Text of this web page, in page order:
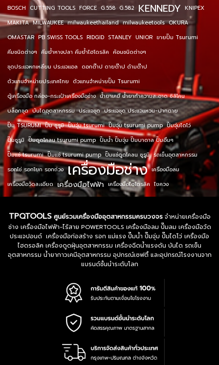
BOSCH CUTTING TOOLS FORCE G.558 G.582 KENNEDY KNIPEX
MAKITA MILWAUKEE milwaukeethailand milwaukeetools OKURA
OMASTAR PB SWISS TOOLS RIDGID STANLEY UNIOR ขายปั๊ม Tsurumi
คีมชนิดต่างๆ คีมย้ำหางปลา คีมย้ำไฮโดรลิค ค้อนชนิดต่างๆ
ชุดประแจหกเหลี่ยม ประแจแอล ดอกต๊าป ดายต๊าป ด้ามต๊าป
ตัวแทนจำหน่ายประเทศไทย ตัวแทนจำหน่ายปั๊ม Tsurumi
ตู้เครื่องมือ กล่อง-กระเป๋าเครื่องมือช่าง น้ำยาเคมี น้ำยาทำความสะอาด ซิลิโคน
บล็อกชุด บันไดอุตสาหกรรม ประแจชุด ประแจชุด ประแจแหวน-ปากตาย
ปั๊ม TSURUMI ปั๊ม ซูรูมิ ปั๊มจุ่ม tsurumi ปั๊มจุ่ม tsurumi pump ปั๊มจุ่มไดโว่
ปั๊มซูรูมิ ปั๊มดูดโคลน tsurumi pump ปั๊มน้ำ ปั๊มจุ่ม ปั๊มบาดาล ปั๊มอื่นๆ
ปั๊มแช่ tsurumi ปั๊มแช่ tsurumi pump ปั๊มแช่ดูดโคลน ซูรูมิ รถเข็นอุตสาหกรรม
รอกโซ่ รอกโยก รอกถ่วง เครื่องมือช่าง เครื่องมือลม
เครื่องมือวัดละเอียด เครื่องมือไฟฟ้า เครื่องมือไฮโดรลิค ไขควง
TPQTOOLS ศูนย์รวมเครื่องมืออุตสาหกรรมครบวงจรจำหน่ายเครื่องมือ
ช่าง เครื่องมือไฟฟ้า-ไร้สาย POWERTOOLS เครื่องมือลม ปั๊มลม เครื่องมือวัด
ประแจปอนด์ เครื่องมือก่อสร้าง รอก แม่แรง ปั๊มน้ำ ปั๊มจุ่ม ปั๊มไดโว่ เครื่องมือ
ไฮดรอลิค เครื่องดูดฝุ่นอุตสาหกรรม เครื่องฉีดน้ำแรงดัน บันได รถเข็น
อุตสาหกรรม น้ำยากาวเคมีอุตสาหกรรม อุปกรณ์เซฟตี้ และอุปกรณ์โรงงานจาก
แบรนด์ชั้นนำระดับโลก